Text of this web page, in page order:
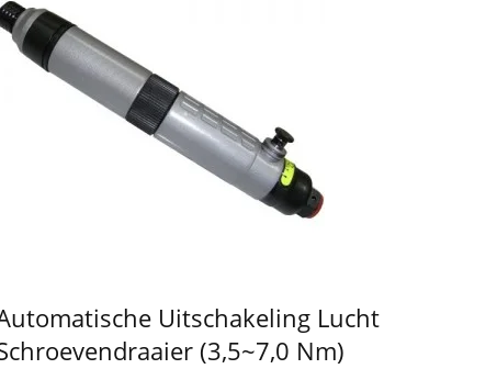
Uitschakeling Lucht
(3,5~7,0 Nm)